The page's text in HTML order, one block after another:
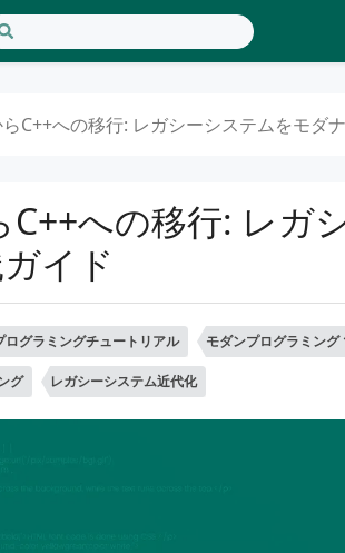
C++への移行: レガシーシステムをモダ
C++への移行: レガ
イド
ログラミングチュートリアル モダンプログラミング
グ レガシーシステム近代化